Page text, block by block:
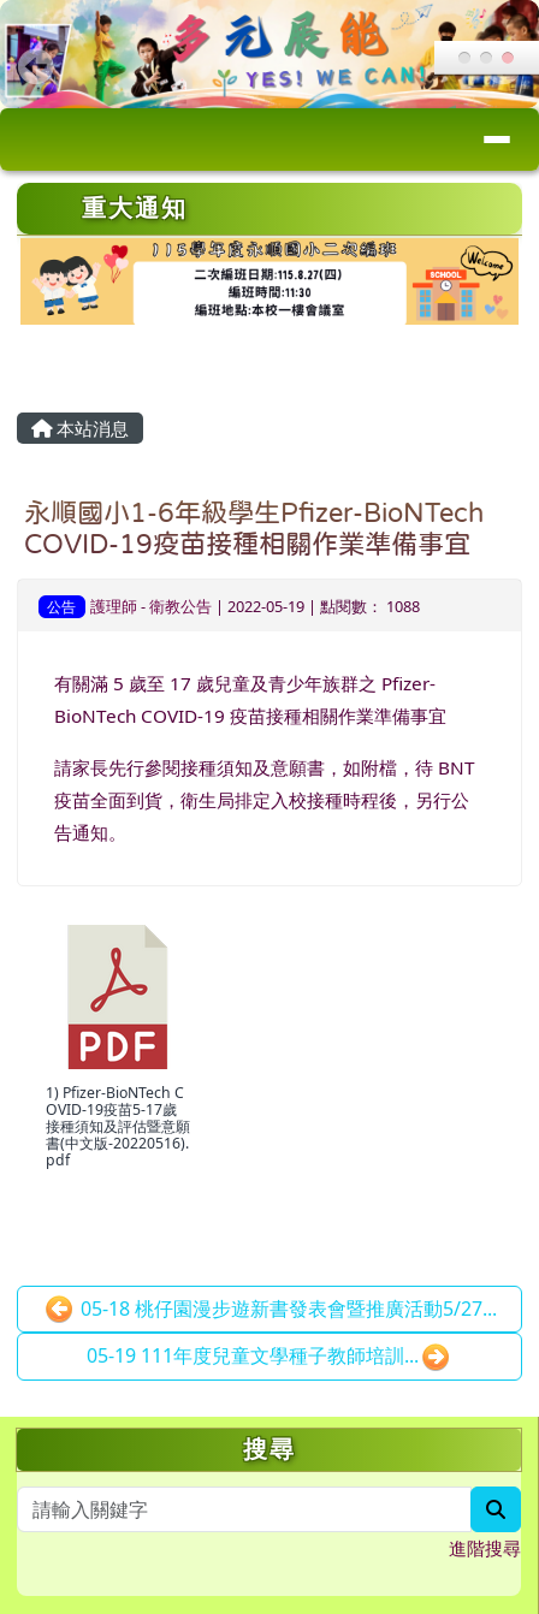
跳至主內容區
桃園市永順國小
導覽列
上中區域內容
重大通知
本站消息
永順國小1-6年級學生Pfizer-BioNTech
COVID-19疫苗接種相關作業準備事宜
公告 護理師-衛教公告| 2022-05-19 | 點閱數： 1088
有關滿 5 歲至 17 歲兒童及青少年族群之 Pfizer-
BioNTech COVID-19 疫苗接種相關作業準備事宜
請家長先行參閱接種須知及意願書，如附檔，待 BNT
疫苗全面到貨，衛生局排定入校接種時程後，另行公
告通知。
1) Pfizer-BioNTech C
OVID-19疫苗5-17歲
接種須知及評估暨意願
書(中文版-20220516).
pdf
05-18 桃仔園漫步遊新書發表會暨推廣活動5/27...
05-19 111年度兒童文學種子教師培訓...
左邊區域內容 搜尋
進階搜尋
頁尾區域